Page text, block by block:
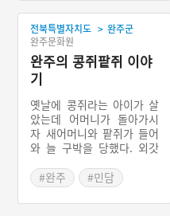
전북특별자치도 > 완주군
완주문화원
완주의 콩쥐팥쥐 이야
기
옛날에 콩쥐라는 아이가 살
았는데 어머니가 돌아가시
자 새어머니와 팥쥐가 들어
와 늘 구박을 당했다. 외갓
만 데려가면서 콩쥐에게 여
러 가지 일을 시키고 다 마
친 뒤 잔치에 오라고 하였
#완주 #민담